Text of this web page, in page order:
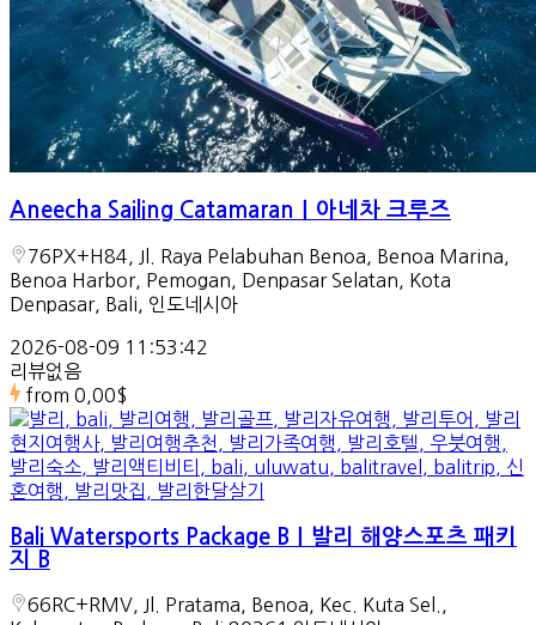
Aneecha Sailing Catamaran｜아네차 크루즈
76PX+H84, Jl. Raya Pelabuhan Benoa, Benoa Marina,
Benoa Harbor, Pemogan, Denpasar Selatan, Kota
Denpasar, Bali, 인도네시아
2026-08-09 11:53:42
리뷰없음
from 0,00$
Bali Watersports Package B｜발리 해양스포츠 패키
지 B
66RC+RMV, Jl. Pratama, Benoa, Kec. Kuta Sel.,